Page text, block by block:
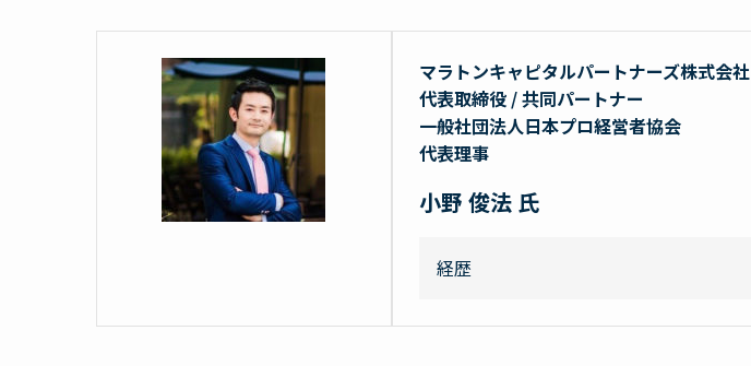
マラトンキャピタルパートナーズ株式会社
代表取締役 / 共同パートナー
一般社団法人日本プロ経営者協会
代表理事
小野 俊法 氏
経歴